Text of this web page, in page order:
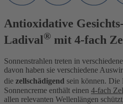
Antioxidative
Ladival® mit 4-fach
Sonnenstrahlen treten in
davon haben sie verschiedene
die zellschädigend sein können. Die
Sonnencreme enthält einen 4-fach
allen relevanten Wellenlängen